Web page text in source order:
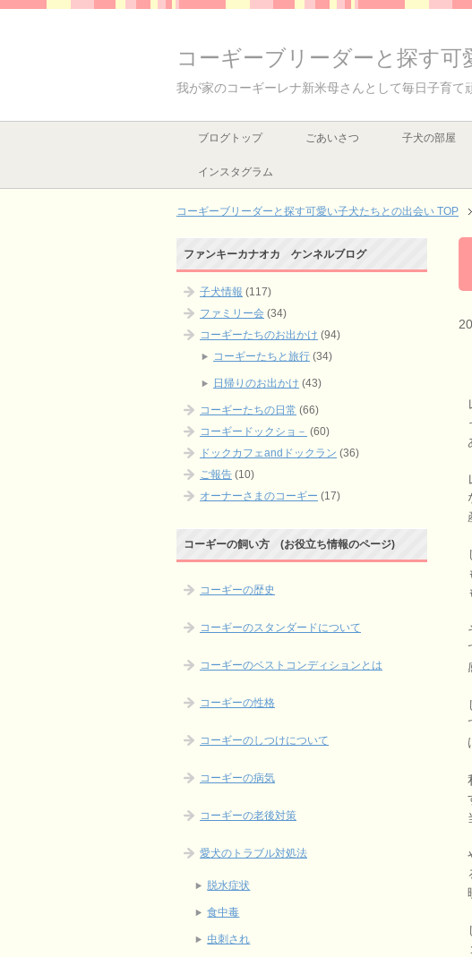
コーギーブリーダーと探す
我が家のコーギーレナ新米母さんとして毎日子育て
ブログトップ ごあいさつ 子犬の部屋
インスタグラム
コーギーブリーダーと探す可愛い子犬たちとの出会い TOP
ファンキーカナオカ ケンネルブログ
子犬情報 (117)
ファミリー会 (34)
コーギーたちのお出かけ (94)
コーギーたちと旅行 (34)
日帰りのお出かけ (43)
コーギーたちの日常 (66)
コーギードックショ－ (60)
ドックカフェandドックラン (36)
ご報告 (10)
オーナーさまのコーギー (17)
コーギーの飼い方 (お役立ち情報のページ)
コーギーの歴史
コーギーのスタンダードについて
コーギーのベストコンディションとは
コーギーの性格
コーギーのしつけについて
コーギーの病気
コーギーの老後対策
愛犬のトラブル対処法
脱水症状
食中毒
虫刺され